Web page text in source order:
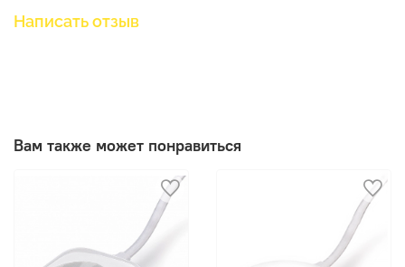
Написать отзыв
Вам также может понравиться